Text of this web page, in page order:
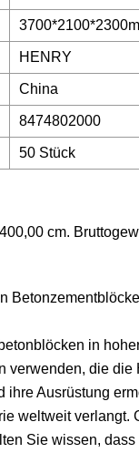
HENRY
China
8474802000
50 Stück
cm.
in
die
Ausrüstung
weltweit
Sie wissen,